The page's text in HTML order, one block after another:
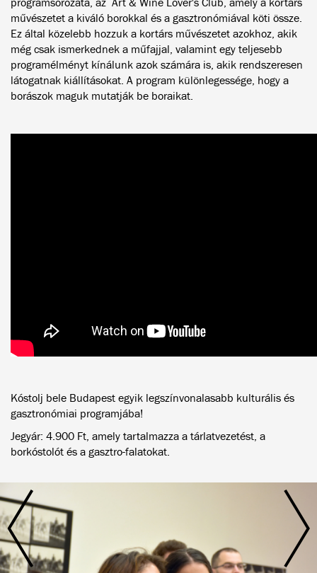
művészetet a kiváló borokkal és a gasztronómiával köti össze.
Ez által közelebb hozzuk a kortárs művészetet azokhoz, akik
még csak ismerkednek a műfajjal, valamint egy teljesebb
programélményt kínálunk azok számára is, akik rendszeresen
látogatnak kiállításokat. A program különlegessége, hogy a
borászok maguk mutatják be boraikat.
Kóstolj bele Budapest egyik legszínvonalasabb kulturális és
gasztronómiai programjába!
Jegyár: 4.900 Ft, amely tartalmazza a tárlatvezetést, a
borkóstolót és a gasztro-falatokat.